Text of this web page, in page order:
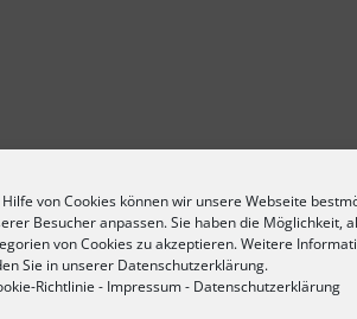
von Cookies können wir unsere Webseite
Besucher anpassen. Sie haben die Möglichkeit,
von Cookies zu akzeptieren. Weitere
Sie in unserer Datenschutzerklärung.
Richtlinie - Impressum- Datenschutzerklärung